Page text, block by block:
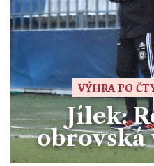
VÝHRA PO
Jílek:
obrovská